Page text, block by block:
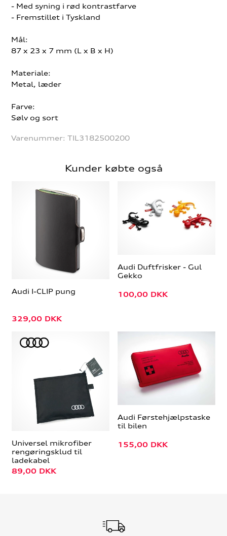
- Med syning i rød kontrastfarve
- Fremstillet i Tyskland
Mål:
87 x 23 x 7 mm (L x B x H)
Materiale:
Metal, læder
Farve:
Sølv og sort
Varenummer:TIL3182500200
Kunder købte også
Audi I-CLIP pung
329,00 DKK
Audi Duftfrisker - Gul
Gekko
100,00 DKK
Universel mikrofiber
rengøringsklud til
ladekabel
89,00 DKK
Audi Førstehjælpstaske
til bilen
155,00 DKK